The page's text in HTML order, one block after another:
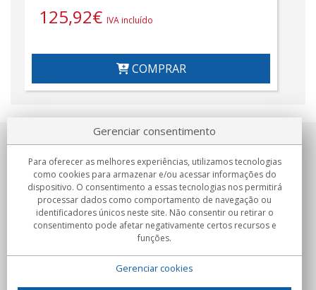
125,92€ IVA incluído
COMPRAR
Sobre nosotros
Compromissos
Compras
Gerenciar consentimento
Para oferecer as melhores experiências, utilizamos tecnologias
como cookies para armazenar e/ou acessar informações do
dispositivo. O consentimento a essas tecnologias nos permitirá
processar dados como comportamento de navegação ou
identificadores únicos neste site. Não consentir ou retirar o
consentimento pode afetar negativamente certos recursos e
funções.
Gerenciar cookies